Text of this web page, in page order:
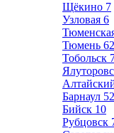
Щёкино 7
Узловая 6
Тюмень 62
Тобольск
Барнаул 52
Бийск 10
Рубцовск